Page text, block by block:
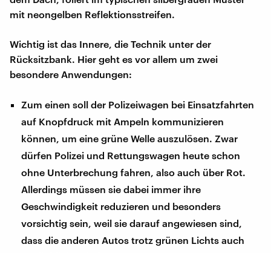
mit neongelben Reflektionsstreifen.
Wichtig ist das Innere, die Technik unter der
Rücksitzbank. Hier geht es vor allem um zwei
besondere Anwendungen:
Zum einen soll der Polizeiwagen bei Einsatzfahrten
auf Knopfdruck mit Ampeln kommunizieren
können, um eine grüne Welle auszulösen. Zwar
dürfen Polizei und Rettungswagen heute schon
ohne Unterbrechung fahren, also auch über Rot.
Allerdings müssen sie dabei immer ihre
Geschwindigkeit reduzieren und besonders
vorsichtig sein, weil sie darauf angewiesen sind,
dass die anderen Autos trotz grünen Lichts auch